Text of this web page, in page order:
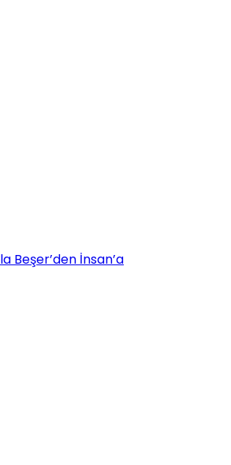
Beşer’den İnsan’a